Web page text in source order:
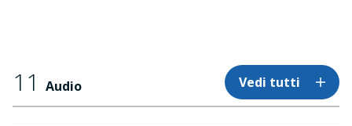
11 Audio Vedi tutti